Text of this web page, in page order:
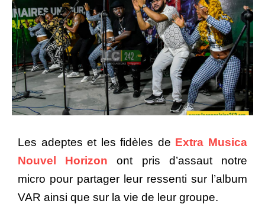
Les adeptes et les fidèles de Extra Musica
Nouvel Horizon
ont pris d’assaut notre
micro pour partager leur ressenti sur l’album
VAR ainsi que sur la vie de leur groupe.